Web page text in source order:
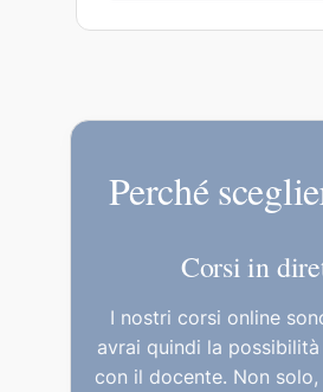
Perché
Corsi in
I nostri corsi online
avrai quindi la
con il docente. Non